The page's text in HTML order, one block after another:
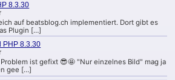
8.3.30
auf beatsblog.ch implementiert. Dort gibt es
Plugin […]
PHP 8.3.30
ist gefixt 😎🤩 "Nur einzelnes Bild" mag ja
gee […]